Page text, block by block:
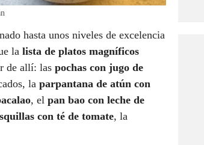
hasta unos niveles de excelencia
la lista de platos magníficos
de allí: las pochas con jugo de
la parpantana de atún con
, el pan bao con leche de
con té de tomate, la